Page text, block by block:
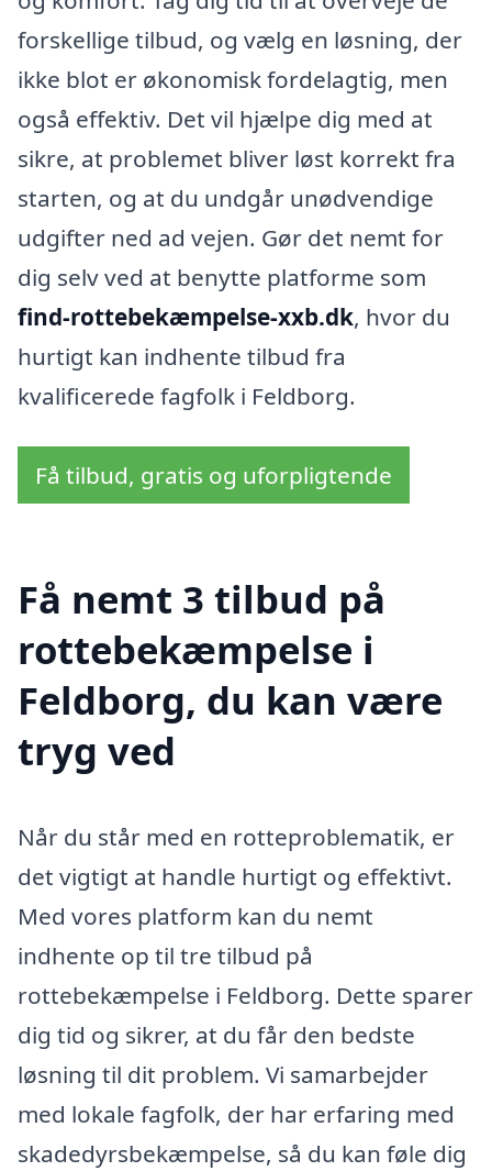
forskellige tilbud, og vælg en løsning, der
ikke blot er økonomisk fordelagtig, men
også effektiv. Det vil hjælpe dig med at
sikre, at problemet bliver løst korrekt fra
starten, og at du undgår unødvendige
udgifter ned ad vejen. Gør det nemt for
dig selv ved at benytte platforme som
find-rottebekæmpelse-xxb.dk, hvor du
hurtigt kan indhente tilbud fra
kvalificerede fagfolk i Feldborg.
Få tilbud, gratis og uforpligtende
Få nemt 3 tilbud på
rottebekæmpelse i
Feldborg, du kan være
tryg ved
Når du står med en rotteproblematik, er
det vigtigt at handle hurtigt og effektivt.
Med vores platform kan du nemt
indhente op til tre tilbud på
rottebekæmpelse i Feldborg. Dette sparer
dig tid og sikrer, at du får den bedste
løsning til dit problem. Vi samarbejder
med lokale fagfolk, der har erfaring med
skadedyrsbekæmpelse, så du kan føle dig